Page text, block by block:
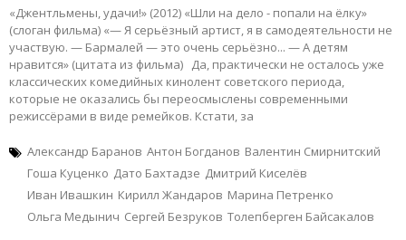
«Джентльмены, удачи!» (2012) «Шли на дело - попали на ёлку»
(слоган фильма) «— Я серьёзный артист, я в самодеятельности не
участвую. — Бармалей — это очень серьёзно... — А детям
нравится» (цитата из фильма) Да, практически не осталось уже
классических комедийных кинолент советского периода,
которые не оказались бы переосмыслены современными
режиссёрами в виде ремейков. Кстати, за
Александр Баранов Антон Богданов Валентин Смирнитский
Гоша Куценко Дато Бахтадзе Дмитрий Киселёв
Иван Ивашкин Кирилл Жандаров Марина Петренко
Ольга Медынич Сергей Безруков Толепберген Байсакалов